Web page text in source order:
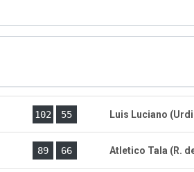
102 55 Luis Luciano
89 66 Atletico Tala (R.